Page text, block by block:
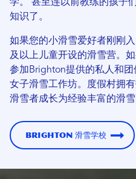
学。
甚至连以前教练的孩子
知识了。
如果您的小滑雪爱好者刚刚
及以上儿童开设的滑雪营。
参加Brighton提供的私人和
女子滑雪工作坊。度假村拥
滑雪者成长为经验丰富的滑雪
Brighton 滑雪学校